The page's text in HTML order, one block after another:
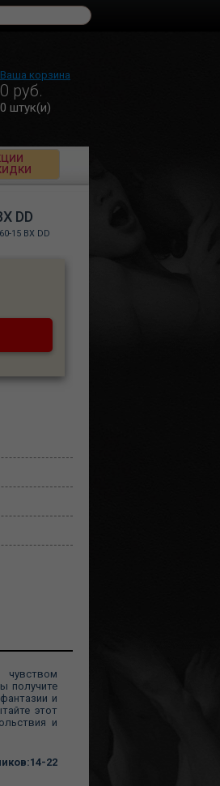
Ваша корзина
0 руб.
0 штук(и)
DD
15 BX DD
чувством
получите
и
этот
и
22